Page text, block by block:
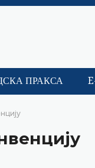
ПРАКСА